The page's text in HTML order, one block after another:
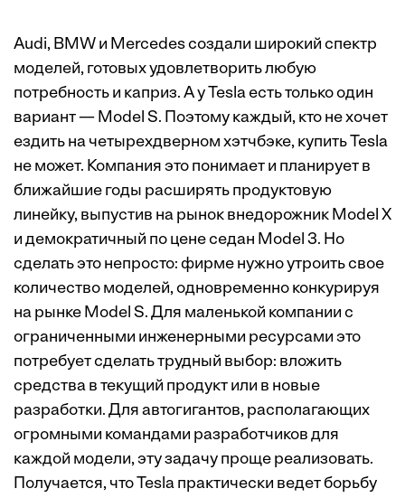
Audi, BMW и Mercedes создали широкий спектр
моделей, готовых удовлетворить любую
потребность и каприз. А у Tesla есть только один
вариант — Model S. Поэтому каждый, кто не хочет
ездить на четырехдверном хэтчбэке, купить Tesla
не может. Компания это понимает и планирует в
ближайшие годы расширять продуктовую
линейку, выпустив на рынок внедорожник Model X
и демократичный по цене седан Model 3. Но
сделать это непросто: фирме нужно утроить свое
количество моделей, одновременно конкурируя
на рынке Model S. Для маленькой компании с
ограниченными инженерными ресурсами это
потребует сделать трудный выбор: вложить
средства в текущий продукт или в новые
разработки. Для автогигантов, располагающих
огромными командами разработчиков для
каждой модели, эту задачу проще реализовать.
Получается, что Tesla практически ведет борьбу